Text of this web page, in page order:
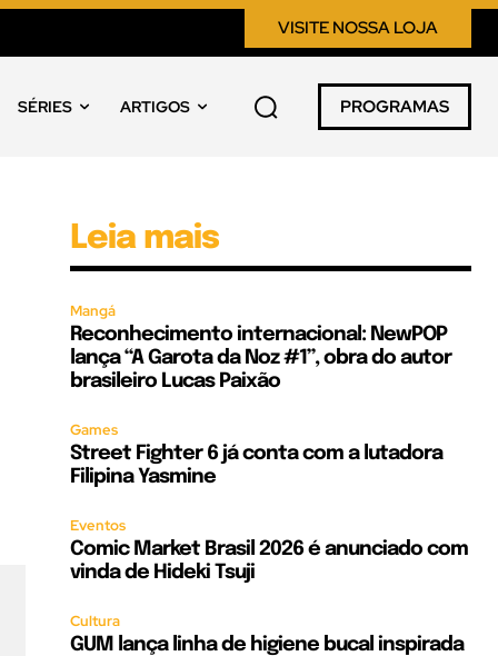
VISITE NOSSA LOJA
SÉRIES ARTIGOS PROGRAMAS
Leia mais
Mangá
Reconhecimento internacional: NewPOP
lança “A Garota da Noz #1”, obra do autor
brasileiro Lucas Paixão
Games
Street Fighter 6 já conta com a lutadora
Filipina Yasmine
Eventos
Comic Market Brasil 2026 é anunciado com
vinda de Hideki Tsuji
Cultura
GUM lança linha de higiene bucal inspirada